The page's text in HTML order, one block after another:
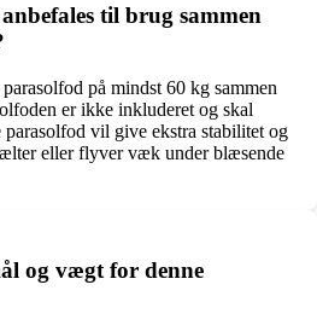
til brug sammen
på mindst 60 kg sammen
er ikke inkluderet og skal
parasolfod vil give ekstra stabilitet og
eller flyver væk under blæsende
og vægt for denne